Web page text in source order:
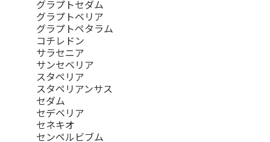
グラプトセダム
グラプトベリア
グラプトペタラム
コチレドン
サラセニア
サンセベリア
スタペリア
スタペリアンサス
セダム
セデベリア
セネキオ
センペルビブム